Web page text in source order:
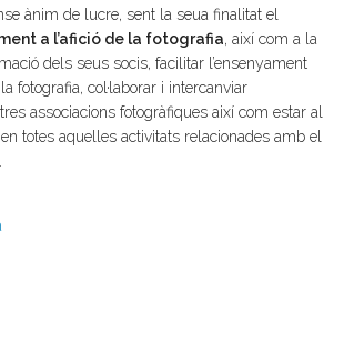
ànim de lucre, sent la seua finalitat el
a l’afició de la fotografia, així com a la
dels seus socis, facilitar l’ensenyament
fotografia, col·laborar i intercanviar
associacions fotogràfiques així com estar al
totes aquelles activitats relacionades amb el